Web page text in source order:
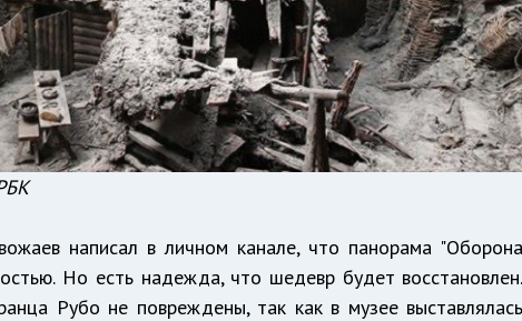
написал в личном канале, что панорама "Оборона
Но есть надежда, что шедевр будет восстановлен.
Рубо не повреждены, так как в музее выставлялась